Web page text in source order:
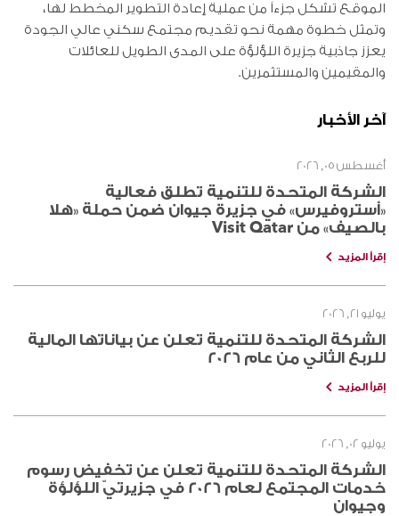
الموقع تشكل جزءاً من عملية إعادة التطوير المخطط لها،
وتمثل خطوة مهمة نحو تقديم مجتمع سكني عالي الجودة
يعزز جاذبية جزيرة اللؤلؤة على المدى الطويل للعائلات
والمقيمين والمستثمرين.
آخر الأخبار
أغسطس 05, 2026
الشركة المتحدة للتنمية تطلق فعالية
«أستروفيرس» في جزيرة جيوان ضمن حملة «هلا
بالصيف» من Visit Qatar
إقرأ المزيد
يوليو 21, 2026
الشركة المتحدة للتنمية تعلن عن بياناتها المالية
للربع الثاني من عام 2026
إقرأ المزيد
يوليو 02, 2026
الشركة المتحدة للتنمية تعلن عن تخفيض رسوم
خدمات المجتمع لعام 2026 في جزيرتيّ اللؤلؤة
وجيوان